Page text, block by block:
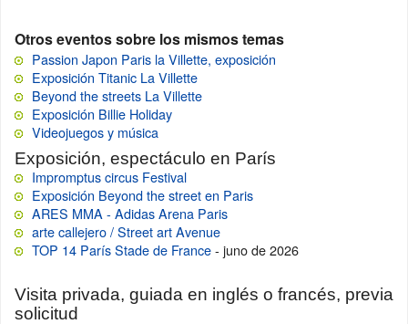
Otros eventos sobre los mismos temas
Passion Japon Paris la Villette, exposición
Exposición Titanic La Villette
Beyond the streets La Villette
Exposición Billie Holiday
Videojuegos y música
Exposición, espectáculo en París
Impromptus circus Festival
Exposición Beyond the street en Paris
ARES MMA - Adidas Arena Paris
arte callejero / Street art Avenue
TOP 14 París Stade de France- juno de 2026
Visita privada, guiada en inglés o francés, previa
solicitud